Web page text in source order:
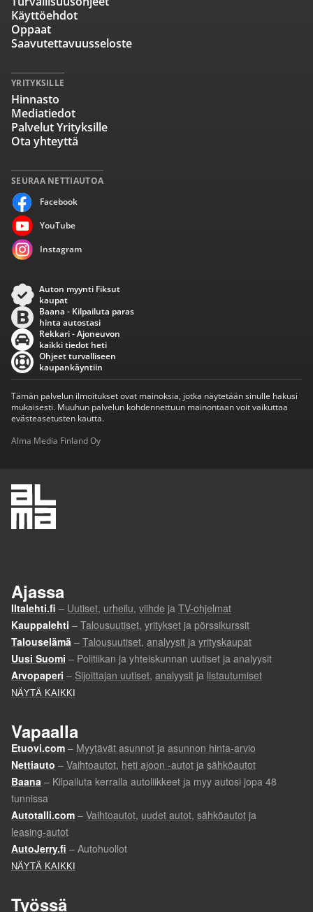
SEURAA NETTIAUTOA
Facebook
YouTube
Instagram
Käyttöehdot
Oppaat
Saavutettavuusseloste
YRITYKSILLE
Hinnasto
Mediatiedot
Palvelut Yrityksille
Ota yhteyttä
Auton myynti Fiksut
kaupat
Baana - Kilpailuta paras
hinta autostasi
Rekkari - Ajoneuvon
kaikki tiedot heti
Ohjeet turvalliseen
kaupankäyntiin
Tämän palvelun ilmoitukset ovat mainoksia, jotka näytetään sinulle hakusi
mukaisesti. Muuhun palvelun kohdennettuun mainontaan voit vaikuttaa
evästeasetusten kautta.
Alma Media Finland Oy